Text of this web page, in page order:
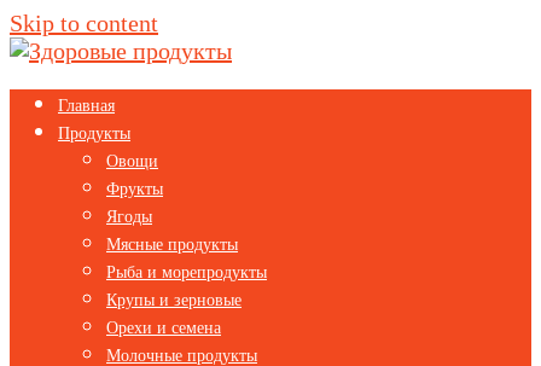
Skip to content
Главная
Продукты
Овощи
Фрукты
Ягоды
Мясные продукты
Рыба и морепродукты
Крупы и зерновые
Орехи и семена
Молочные продукты